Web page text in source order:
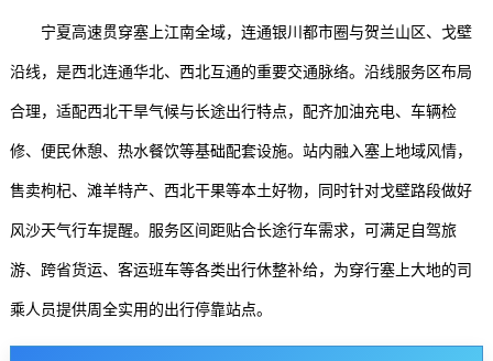
选车推荐
充电站
用车百科
销量榜
经销商
宁夏高速贯穿塞上江南全域，连通银川都市圈与贺兰山区、戈壁
沿线，是西北连通华北、西北互通的重要交通脉络。沿线服务区布局
合理，适配西北干旱气候与长途出行特点，配齐加油充电、车辆检
修、便民休憩、热水餐饮等基础配套设施。站内融入塞上地域风情，
售卖枸杞、滩羊特产、西北干果等本土好物，同时针对戈壁路段做好
风沙天气行车提醒。服务区间距贴合长途行车需求，可满足自驾旅
游、跨省货运、客运班车等各类出行休整补给，为穿行塞上大地的司
乘人员提供周全实用的出行停靠站点。